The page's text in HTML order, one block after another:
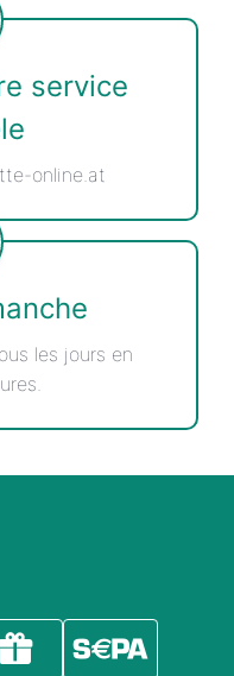
service
online.at
les jours en